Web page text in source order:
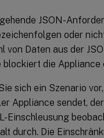
JSON-
oder
von Daten aus der
die Appliance
sich ein Szenario
Appliance sendet,
Einschleusung
durch. Die